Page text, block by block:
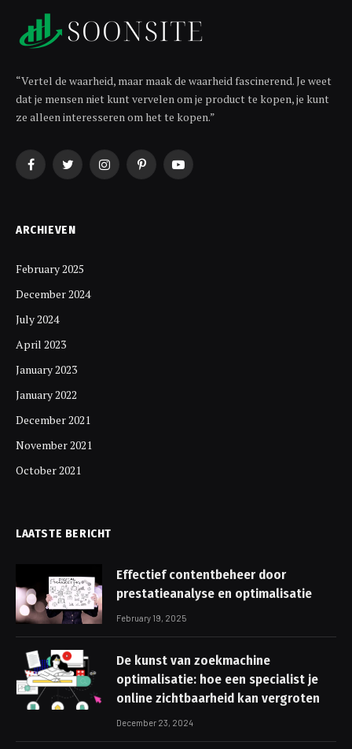
“Vertel de waarheid, maar maak de waarheid fascinerend. Je weet
dat je mensen niet kunt vervelen om je product te kopen, je kunt
ze alleen interesseren om het te kopen.”
FacebookTwitterInstagramPinterestYouTube
ARCHIEVEN
February 2025
December 2024
July 2024
April 2023
January 2023
January 2022
December 2021
November 2021
October 2021
LAATSTE BERICHT
Effectief contentbeheer door
prestatieanalyse en optimalisatie
February 19, 2025
De kunst van zoekmachine
optimalisatie: hoe een specialist je
online zichtbaarheid kan vergroten
December 23, 2024